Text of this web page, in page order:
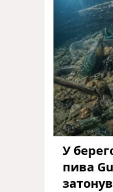
У
пива